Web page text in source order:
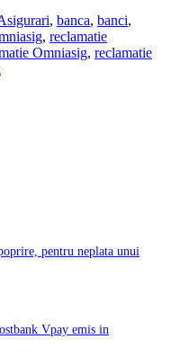
, banca, banci,
, reclamatie
Omniasig, reclamatie
pentru neplata unui
Vpay emis in